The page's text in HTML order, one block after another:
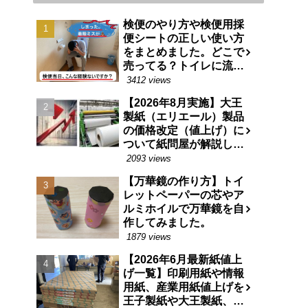
検便のやり方や検便用採
便シートの正しい使い方
をまとめました。どこで
売ってる？トイレに流せ
る特殊な紙です。
3412 views
【2026年8月実施】大王
製紙（エリエール）製品
の価格改定（値上げ）に
ついて紙問屋が解説しま
す
2093 views
【万華鏡の作り方】トイ
レットペーパーの芯やア
ルミホイルで万華鏡を自
作してみました。
1879 views
【2026年6月最新紙値上
げ一覧】印刷用紙や情報
用紙、産業用紙値上げを
王子製紙や大王製紙、日